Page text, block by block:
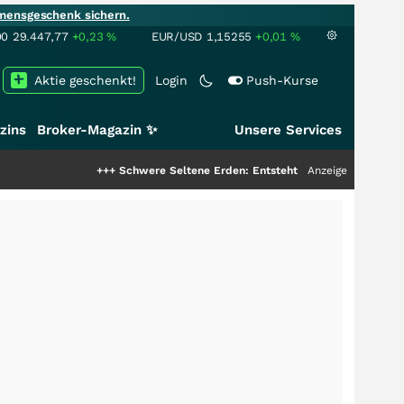
sichern.
29.447,77 +0,23% EUR/USD 1,15255 +0,01 %
Login Push-Kurse
Aktie geschenkt!
Broker-Magazin ✨ Unsere Services
Schwere Seltene Erden: Entsteht hier die nächste
Anzeige